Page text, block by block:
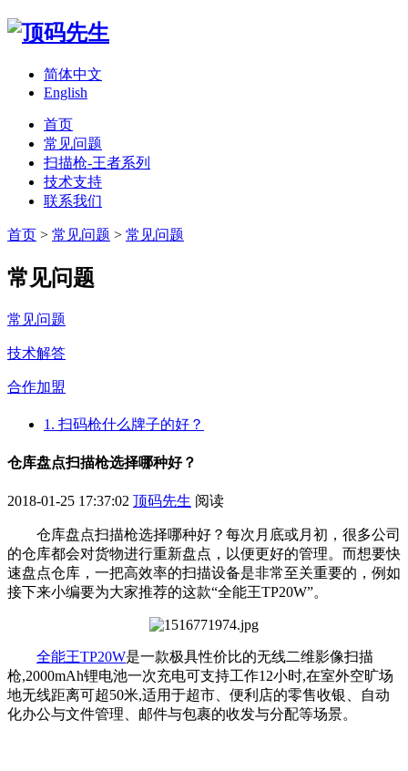
简体中文
English
首页
常见问题
扫描枪-王者系列
技术支持
联系我们
首页 > 常见问题 > 常见问题
常见问题
常见问题
技术解答
合作加盟
1. 扫码枪什么牌子的好？
仓库盘点扫描枪选择哪种好？
2018-01-25 17:37:02 顶码先生 阅读
仓库盘点扫描枪选择哪种好？每次月底或月初，很多公司
的仓库都会对货物进行重新盘点，以便更好的管理。而想要快
速盘点仓库，一把高效率的扫描设备是非常至关重要的，例如
接下来小编要为大家推荐的这款“全能王TP20W”。
全能王TP20W是一款极具性价比的无线二维影像扫描
枪,2000mAh锂电池一次充电可支持工作12小时,在室外空旷场
地无线距离可超50米,适用于超市、便利店的零售收银、自动
化办公与文件管理、邮件与包裹的收发与分配等场景。